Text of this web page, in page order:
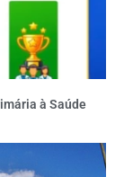
à Saúde